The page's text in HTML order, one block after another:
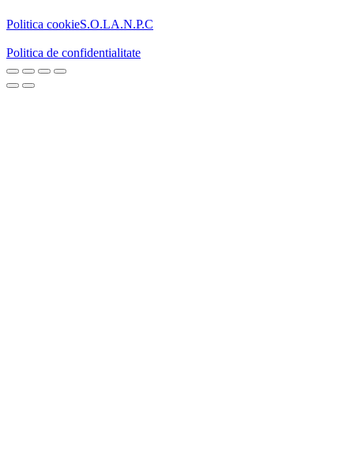
Politica cookieS.O.LA.N.P.C
Politica de confidentialitate